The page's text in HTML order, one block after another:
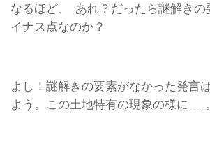
なるほど、 あれ？だったら謎解きの
イナス点なのか？
よし！謎解きの要素がなかった発言
よう。この土地特有の現象の様に……。